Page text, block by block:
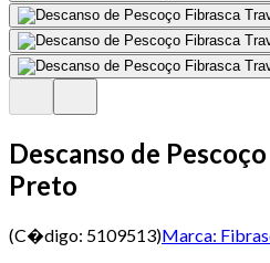
Descanso de
Preto
(C�digo: 5109513)Marca: